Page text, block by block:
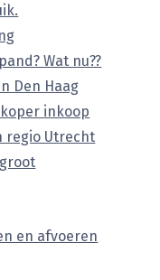
Wat nu??
Den Haag
inkoop
regio Utrecht
en afvoeren